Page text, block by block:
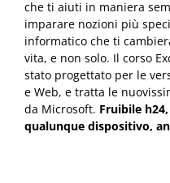
che ti aiuti in maniera
imparare nozioni più
informatico che ti
vita, e non solo. Il corso
stato progettato per le
e Web, e tratta le
da Microsoft. Fruibile
qualunque dispositivo,